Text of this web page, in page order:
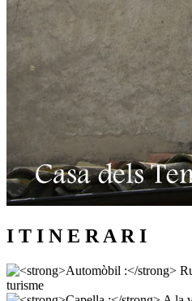
I T I N E R A R I